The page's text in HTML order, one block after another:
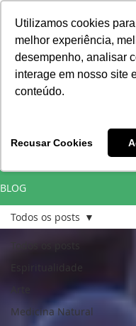
Utilizamos cookies
melhor experiência,
desempenho, analisar
interage em nosso site
conteúdo.
Recusar Cookies
Vivências e
BLOG
Espiritualidade
Arte
Medicina Natural
Todos os posts